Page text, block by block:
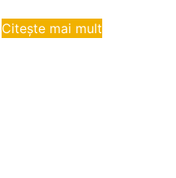
Citește mai mult